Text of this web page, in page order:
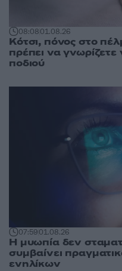
08:0801.08.26
Κότσι, πόνος στο
πρέπει να γνωρίζετε
ποδιού
07:5901.08.26
Η μυωπία δεν
συμβαίνει
ενηλίκων